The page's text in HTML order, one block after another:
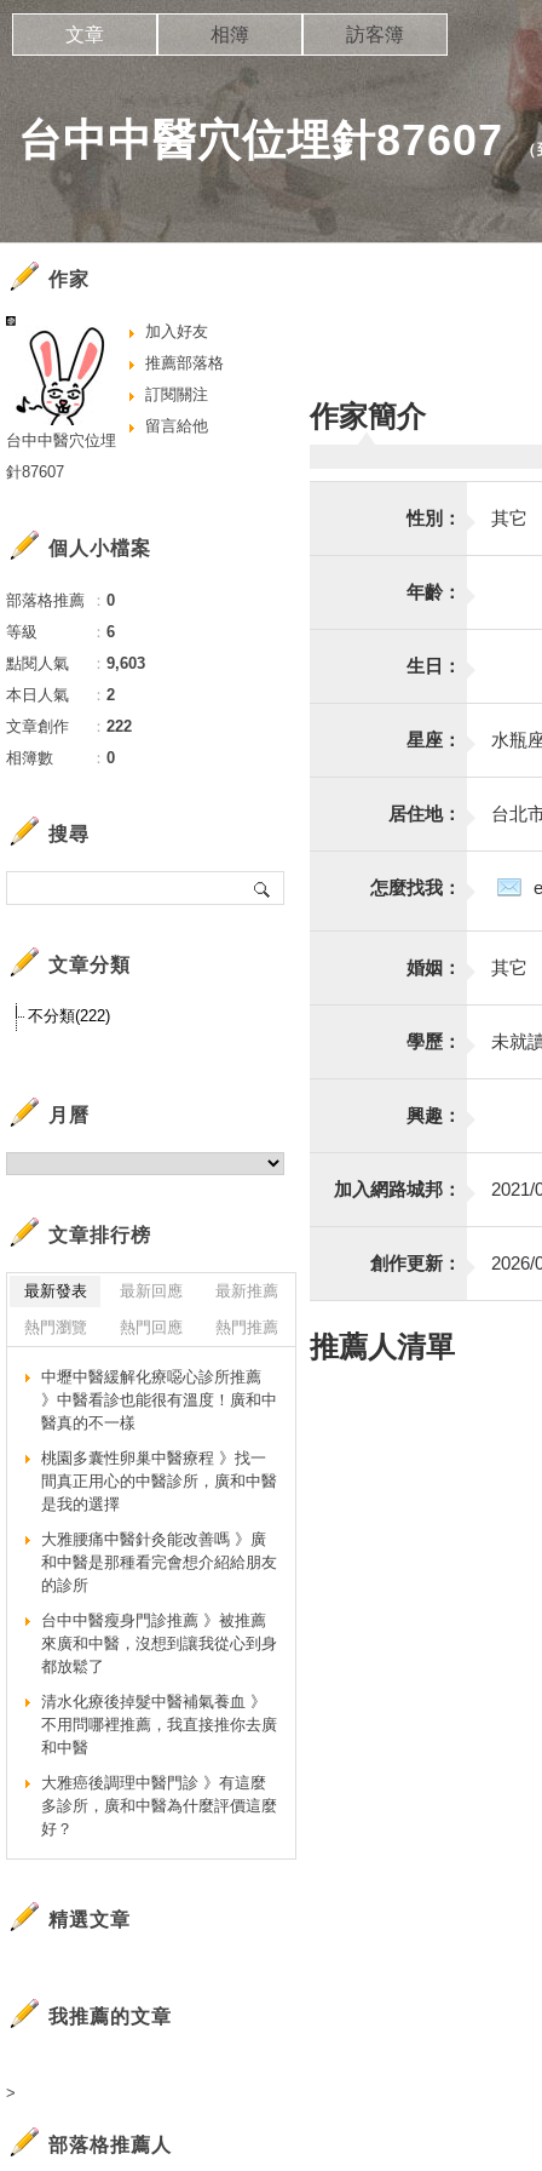
台中中醫穴位埋針87607（
文章 相簿 訪客簿
作家簡介
性別： 其它
年齡：
生日：
星座： 水瓶
居住地： 台北
怎麼找我：
婚姻： 其它
學歷： 未就
興趣：
加入網路城邦： 2021/
創作更新： 2026/
推薦人清單
作家
加入好友
推薦部落格
訂閱關注
留言給他
台中中醫穴位埋
針87607
個人小檔案
部落格推薦 ： 0
等級
： 6
點閱人氣
： 9,603
本日人氣
： 2
文章創作
： 222
相簿數
： 0
搜尋
文章分類
不分類(222)
月曆
文章排行榜
最新發表 最新回應
最新推薦
熱門瀏覽
熱門回應 熱門推薦
中壢中醫緩解化療噁心診所推薦
》中醫看診也能很有溫度！廣和中
醫真的不一樣
桃園多囊性卵巢中醫療程 》找一
間真正用心的中醫診所，廣和中醫
是我的選擇
大雅腰痛中醫針灸能改善嗎 》廣
和中醫是那種看完會想介紹給朋友
的診所
台中中醫瘦身門診推薦 》被推薦
來廣和中醫，沒想到讓我從心到身
都放鬆了
清水化療後掉髮中醫補氣養血 》
不用問哪裡推薦，我直接推你去廣
和中醫
大雅癌後調理中醫門診 》有這麼
多診所，廣和中醫為什麼評價這麼
好？
精選文章
我推薦的文章
>
部落格推薦人